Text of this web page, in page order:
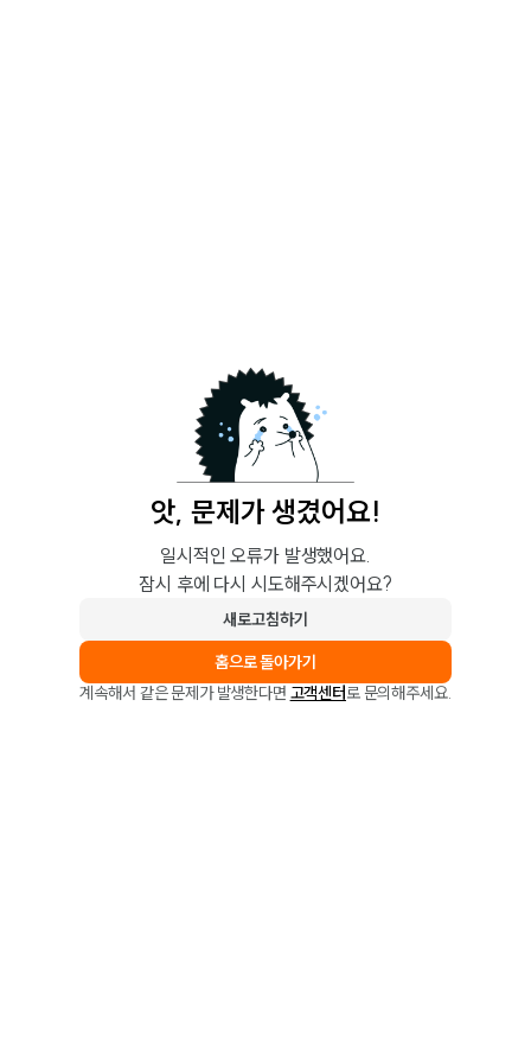
앗, 문제가 생겼어요!
일시적인 오류가 발생했어요.
잠시 후에 다시 시도해주시겠어요?
새로고침하기
홈으로 돌아가기
계속해서 같은 문제가 발생한다면 고객센터로 문의해주세요.